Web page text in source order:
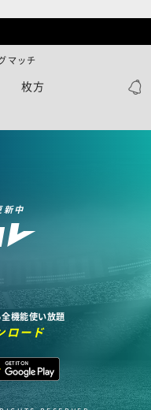
枚方
ッチ
新中
機能使い放題
ロード